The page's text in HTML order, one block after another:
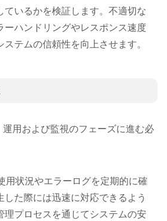
ているかを検証します。不適切な
ーハンドリングやレスポンス速度
テムの信頼性を向上させます。
用および監視のフェーズに進む必
用状況やエラーログを定期的に確
した際には迅速に対応できるよう
理プロセスを通じてシステムの安